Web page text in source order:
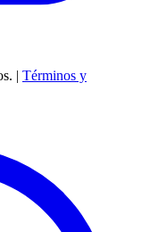
| Términos y